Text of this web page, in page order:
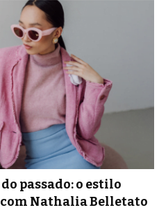
passado: o estilo
Nathalia Belletato